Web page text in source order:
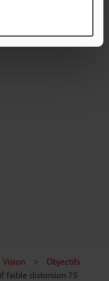
Vision
Objectifs
faible distorsion 75